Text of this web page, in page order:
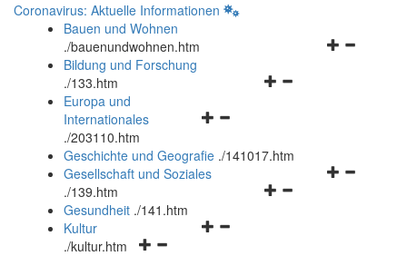
Coronavirus: Aktuelle Informationen
Bauen und Wohnen
./bauenundwohnen.htm
Navigationsmenü
Bildung und Forschung
./133.htm
Navigationsmenü
und
schließen
Europa und
Internationales
./203110.htm
Geschichte und Geografie ./141017.htm
Navigationsmenü
Gesellschaft und Soziales
./139.htm
Navigationsmenü
Gesundheit ./141.htm
Navigationsmenü
Kultur
./kultur.htm